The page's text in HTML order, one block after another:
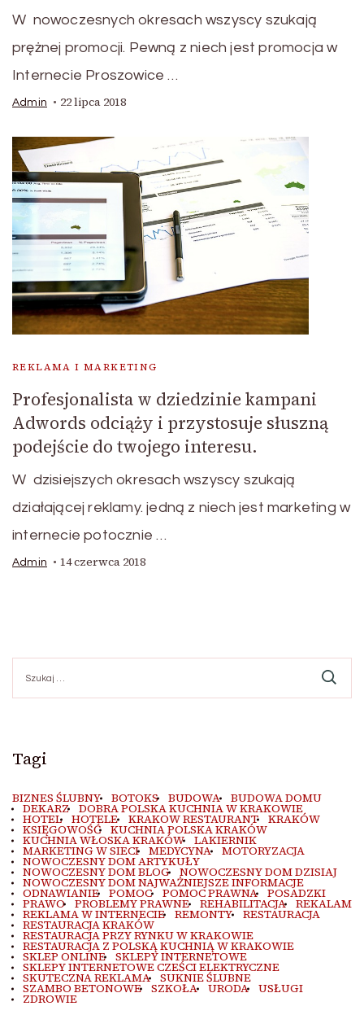
W nowoczesnych okresach wszyscy szukają
prężnej promocji. Pewną z niech jest promocja w
Internecie Proszowice …
Admin 22 lipca 2018
REKLAMA I MARKETING
Profesjonalista w dziedzinie kampani
Adwords odciąży i przystosuje słuszną
podejście do twojego interesu.
W dzisiejszych okresach wszyscy szukają
działającej reklamy. jedną z niech jest marketing w
internecie potocznie …
Admin 14 czerwca 2018
Tagi
BIZNES ŚLUBNY BOTOKS BUDOWA BUDOWA DOMU
DEKARZ DOBRA POLSKA KUCHNIA W KRAKOWIE
HOTEL HOTELE KRAKOW RESTAURANT KRAKÓW
KSIĘGOWOŚĆ KUCHNIA POLSKA KRAKÓW
KUCHNIA WŁOSKA KRAKÓW LAKIERNIK
MARKETING W SIECI MEDYCYNA MOTORYZACJA
NOWOCZESNY DOM ARTYKUŁY
NOWOCZESNY DOM BLOG NOWOCZESNY DOM DZISIAJ
NOWOCZESNY DOM NAJWAŻNIEJSZE INFORMACJE
ODNAWIANIE POMOC POMOC PRAWNA POSADZKI
PRAWO PROBLEMY PRAWNE REHABILITACJA REKALAM
REKLAMA W INTERNECIE REMONTY RESTAURACJA
RESTAURACJA KRAKÓW
RESTAURACJA PRZY RYNKU W KRAKOWIE
RESTAURACJA Z POLSKĄ KUCHNIĄ W KRAKOWIE
SKLEP ONLINE SKLEPY INTERNETOWE
SKLEPY INTERNETOWE CZEŚCI ELEKTRYCZNE
SKUTECZNA REKLAMA SUKNIE ŚLUBNE
SZAMBO BETONOWE SZKOŁA URODA USŁUGI
ZDROWIE